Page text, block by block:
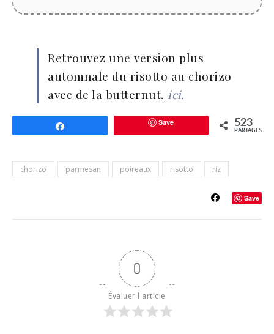
Retrouvez une version plus
automnale du risotto au chorizo
avec de la butternut, ici.
Save 523
PARTAGES
chorizo parmesan poireaux risotto riz
Save
0
Évaluer l'article